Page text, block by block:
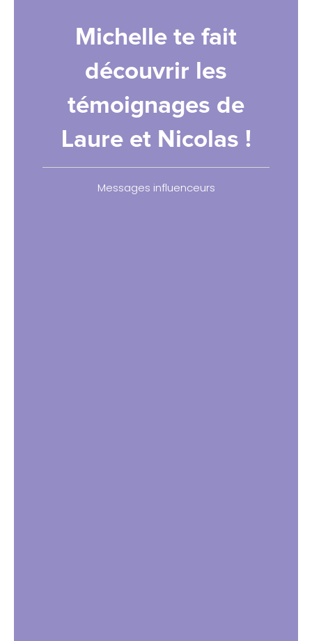
Michelle te fait
découvrir les
témoignages de
Laure et Nicolas !
Messages influenceurs